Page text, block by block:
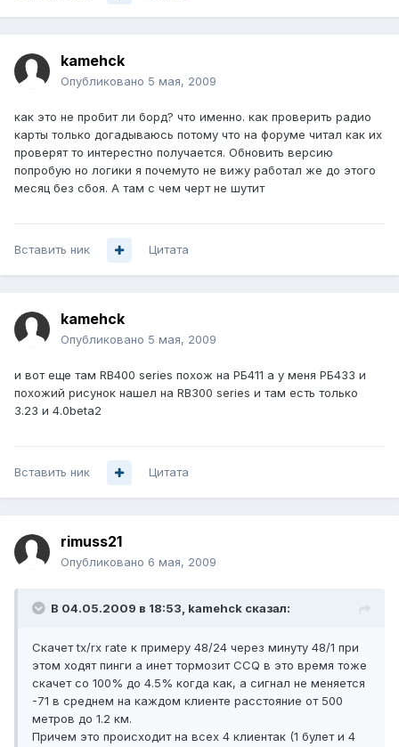
kamehck
Опубликовано 5 мая, 2009
как это не пробит ли борд? что именно. как проверить радио
карты только догадываюсь потому что на форуме читал как их
проверят то интерестно получается. Обновить версию
попробую но логики я почемуто не вижу работал же до этого
месяц без сбоя. А там с чем черт не шутит
Вставить ник Цитата
kamehck
Опубликовано 5 мая, 2009
и вот еще там RB400 series похож на РБ411 а у меня РБ433 и
похожий рисунок нашел на RB300 series и там есть только
3.23 и 4.0beta2
Вставить ник Цитата
rimuss21
Опубликовано 6 мая, 2009
В 04.05.2009 в 18:53, kamehck сказал:
Скачет tx/rx rate к примеру 48/24 через минуту 48/1 при
этом ходят пинги а инет тормозит CCQ в это время тоже
скачет со 100% до 4.5% когда как, а сигнал не меняется
-71 в среднем на каждом клиенте расстояние от 500
метров до 1.2 км.
Причем это происходит на всех 4 клиентак (1 булет и 4